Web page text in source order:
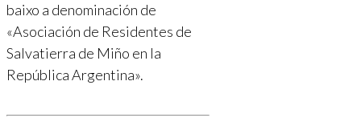
baixo a denominación de
«Asociación de Residentes de
Salvatierra de Miño en la
República Argentina».